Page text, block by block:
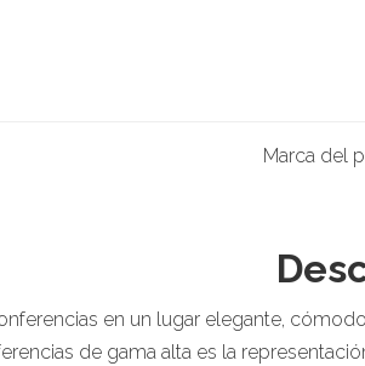
Marca del
en un lugar elegante,
de gama alta es la